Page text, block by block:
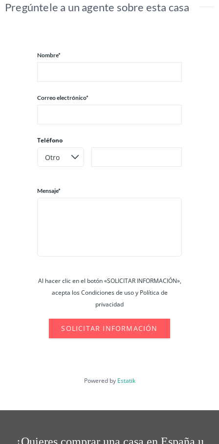
Pregúntele a un agente sobre esta casa
Nombre*
Correo electrónico*
Teléfono
Mensaje*
Al hacer clic en el botón «SOLICITAR INFORMACIÓN»,
acepta los Condiciones de uso y Política de
privacidad
SOLICITAR INFORMACIÓN
Powered by Estatik